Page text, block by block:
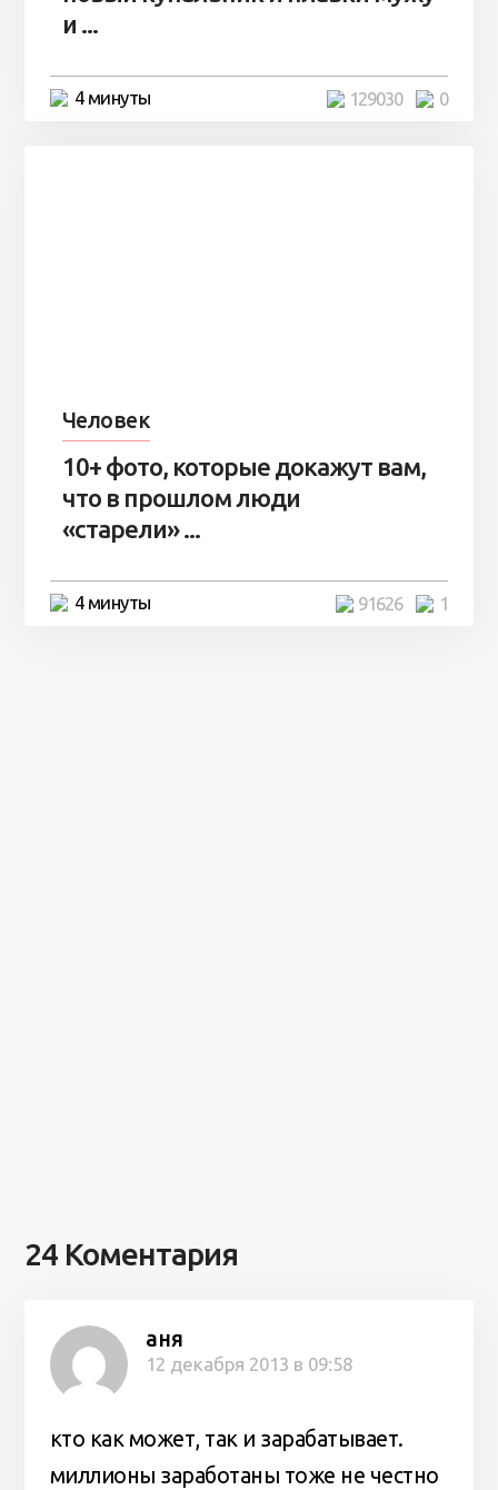
и ...
4 минуты 0
129030
Человек
10+ фото, которые докажут вам,
что в прошлом люди
«старели» ...
4 минуты 1
91626
24 Коментария
аня
12 декабря 2013 в 09:58
кто как может, так и зарабатывает.
миллионы заработаны тоже не честно